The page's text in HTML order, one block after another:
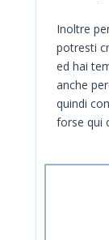
Inoltre
potresti
ed hai
anche
quindi
forse qui